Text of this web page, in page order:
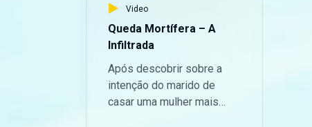
Video
Queda Mortífera – A
Infiltrada
Após descobrir sobre a
intenção do marido de
casar uma mulher mais